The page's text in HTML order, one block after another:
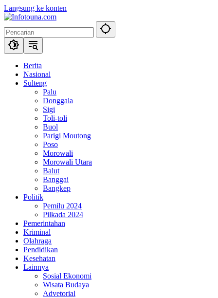
Langsung ke konten
Berita
Nasional
Sulteng
Palu
Donggala
Sigi
Toli-toli
Buol
Parigi Moutong
Poso
Morowali
Morowali Utara
Balut
Banggai
Bangkep
Politik
Pemilu 2024
Pilkada 2024
Pemerintahan
Kriminal
Olahraga
Pendidikan
Kesehatan
Lainnya
Sosial Ekonomi
Wisata Budaya
Advetorial